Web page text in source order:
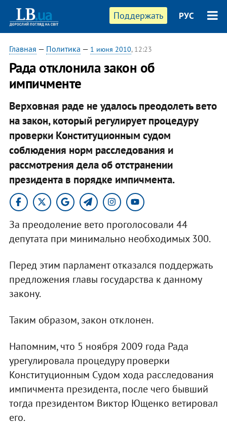
Поддержать РУС
Главная — Политика — 1 июня 2010, 12:23
Рада отклонила закон об
импичменте
Верховная раде не удалось преодолеть вето
на закон, который регулирует процедуру
проверки Конституционным судом
соблюдения норм расследования и
рассмотрения дела об отстранении
президента в порядке импичмента.
За преодоление вето проголосовали 44
депутата при минимально необходимых 300.
Перед этим парламент отказался поддержать
предложения главы государства к данному
закону.
Таким образом, закон отклонен.
Напомним, что 5 ноября 2009 года Рада
урегулировала процедуру проверки
Конституционным Судом хода расследования
импичмента президента, после чего бывший
тогда президентом Виктор Ющенко ветировал
его.